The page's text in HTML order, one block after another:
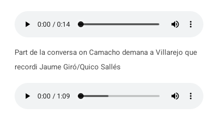
Part de la conversa on Camacho demana a Villarejo que
recordi Jaume Giró/Quico Sallés